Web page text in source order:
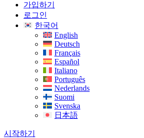
가입하기
로그인
한국어
English
Deutsch
Français
Español
Italiano
Português
Nederlands
Suomi
Svenska
日本語
시작하기